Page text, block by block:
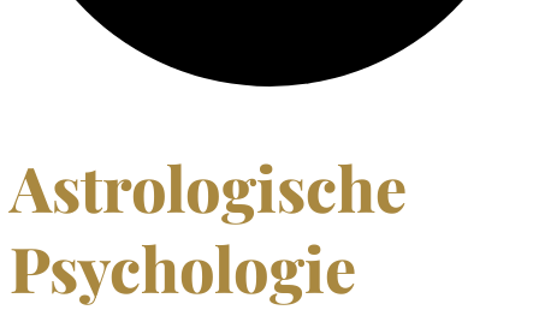
Astrologische
Psychologie